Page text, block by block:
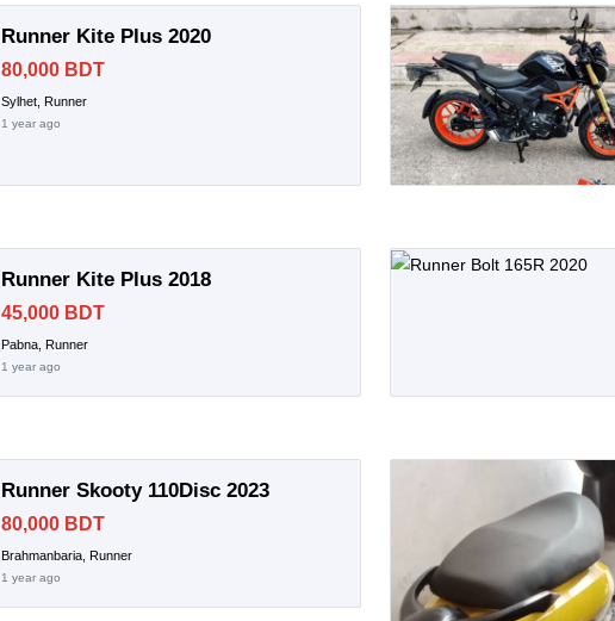
Runner Kite Plus 2020
80,000 BDT
Sylhet, Runner
1 year ago
Runner Kite Plus 2018
45,000 BDT
Pabna, Runner
1 year ago
Runner Skooty 110Disc 2023
80,000 BDT
Brahmanbaria, Runner
1 year ago